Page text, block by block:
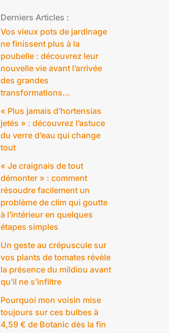
Derniers Articles :
Vos vieux pots de jardinage
ne finissent plus à la
poubelle : découvrez leur
nouvelle vie avant l’arrivée
des grandes
transformations…
« Plus jamais d’hortensias
jetés » : découvrez l’astuce
du verre d’eau qui change
tout
« Je craignais de tout
démonter » : comment
résoudre facilement un
problème de clim qui goutte
à l’intérieur en quelques
étapes simples
Un geste au crépuscule sur
vos plants de tomates révèle
la présence du mildiou avant
qu’il ne s’infiltre
Pourquoi mon voisin mise
toujours sur ces bulbes à
4,59 € de Botanic dès la fin